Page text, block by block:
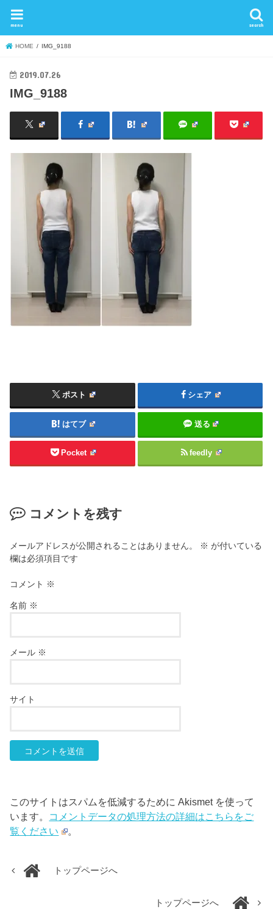
search
menu
HOME IMG_9188
2019.07.26
IMG_9188
ポスト シェア
はてブ 送る
Pocket feedly
コメントを残す
メールアドレスが公開されることはありません。 ※ が付いている
欄は必須項目です
コメント ※
名前 ※
メール ※
サイト
このサイトはスパムを低減するために Akismet を使って
います。 コメントデータの処理方法の詳細はこちらをご
覧ください
。
トップページへ
トップページへ